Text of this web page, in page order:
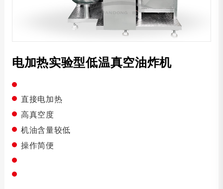
香菇脆片真空油炸机
红薯条真空油炸机
电加热真空油炸机
电加热实验型低温真空油炸机
直接电加热
高真空度
机油含量较低
操作简便